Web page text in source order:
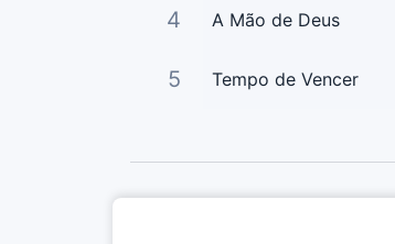
4 A Mão de Deus
5 Tempo de Vencer